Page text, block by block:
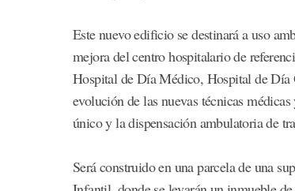
Este nuevo edificio se destinará a uso
mejora del centro hospitalario de
Hospital de Día Médico, Hospital de Día
evolución de las nuevas técnicas
único y la dispensación ambulatoria de
Será construido en una parcela de una